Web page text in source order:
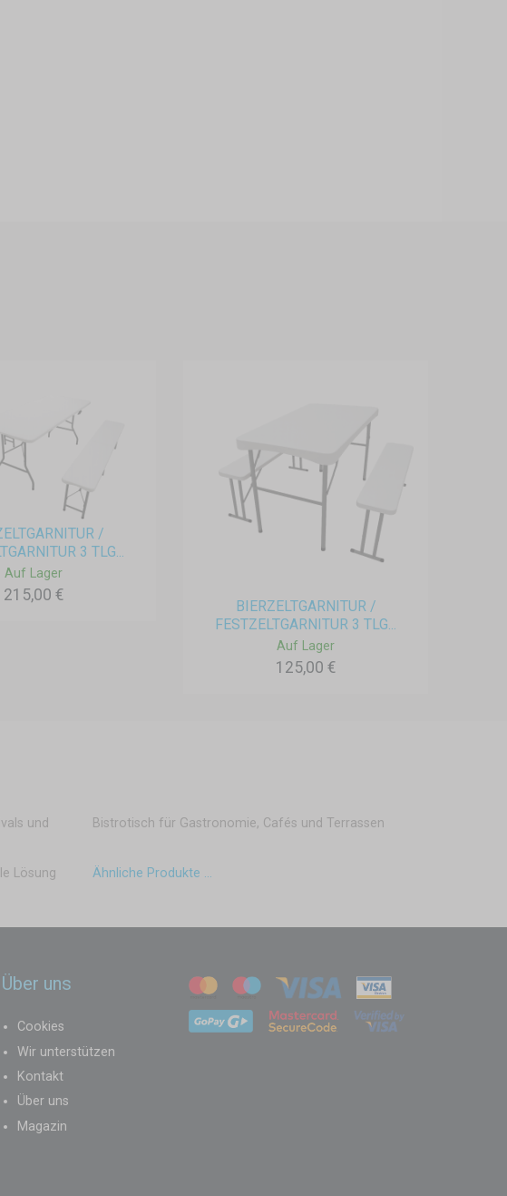
/
3 TLG...
Auf Lager
215,00 €
BIERZELTGARNITUR /
FESTZELTGARNITUR 3 TLG...
Auf Lager
125,00 €
und
Bistrotisch für Gastronomie, Cafés und Terrassen
Lösung
Ähnliche Produkte ...
Über uns
Cookies
Wir unterstützen
Kontakt
Über uns
Magazin